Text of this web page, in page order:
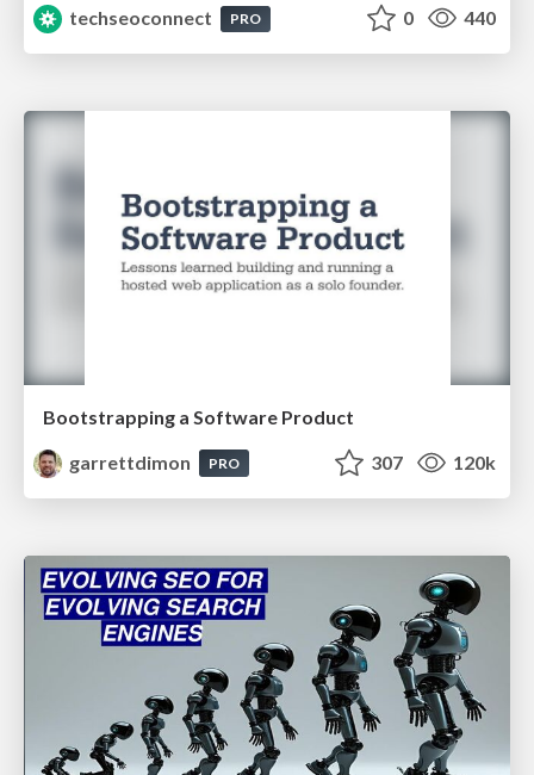
techseoconnect
PRO 0 440
Bootstrapping a Software Product
garrettdimon
PRO 307 120k